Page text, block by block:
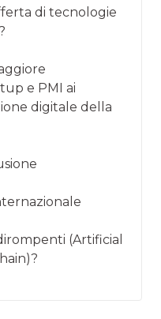
di tecnologie
e PMI ai
digitale della
(Artificial